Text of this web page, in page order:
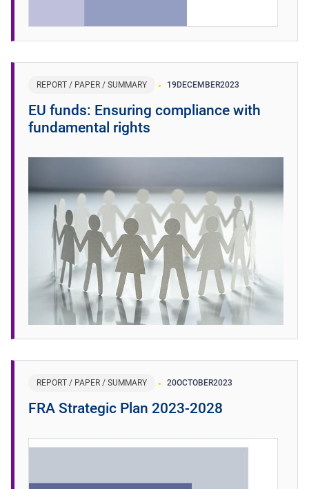
REPORT / PAPER / SUMMARY 19 DECEMBER2023
EU funds: Ensuring compliance with
fundamental rights
REPORT / PAPER / SUMMARY 20OCTOBER2023
FRA Strategic Plan 2023-2028